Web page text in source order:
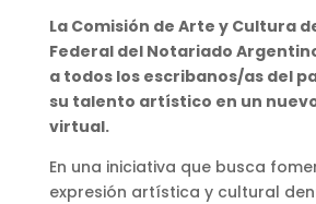
La Comisión de Arte y Cultura
Federal del Notariado
a todos los escribanos/as del
su talento artístico en un
virtual.
En una iniciativa que busca
expresión artística y cultural